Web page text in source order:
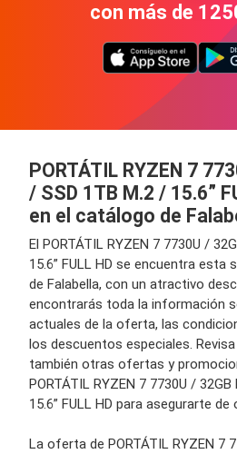
con más de
PORTÁTIL RYZEN 7
/ SSD 1TB M.2 / 15.6”
en el catálogo de
El PORTÁTIL RYZEN 7 7730U /
15.6” FULL HD se encuentra esta
de Falabella, con un atractivo
encontrarás toda la información
actuales de la oferta, las
los descuentos especiales.
también otras ofertas y
PORTÁTIL RYZEN 7 7730U /
15.6” FULL HD para asegurarte
La oferta de PORTÁTIL RYZEN 7